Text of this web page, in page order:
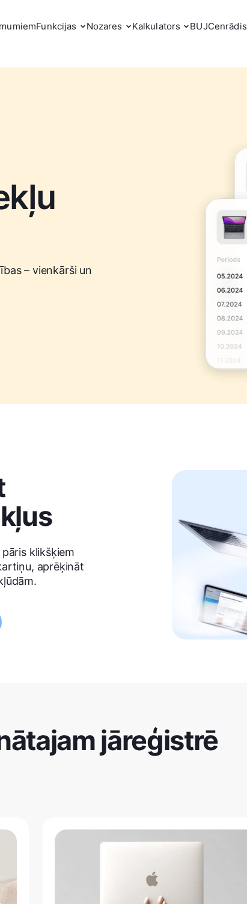
Funkcijas Nozares Kalkulators BUJCenrādis
– vienkārši un
klikšķiem
aprēķināt
jāreģistrē